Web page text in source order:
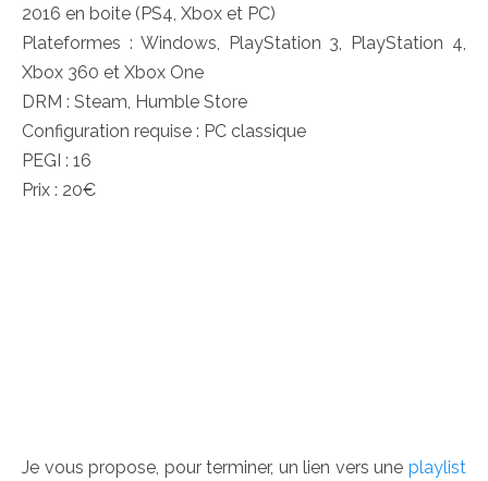
2016 en boite (PS4, Xbox et PC)
Plateformes : Windows, PlayStation 3, PlayStation 4,
Xbox 360 et Xbox One
DRM : Steam, Humble Store
Configuration requise : PC classique
PEGI : 16
Prix : 20€
Je vous propose, pour terminer, un lien vers une playlist